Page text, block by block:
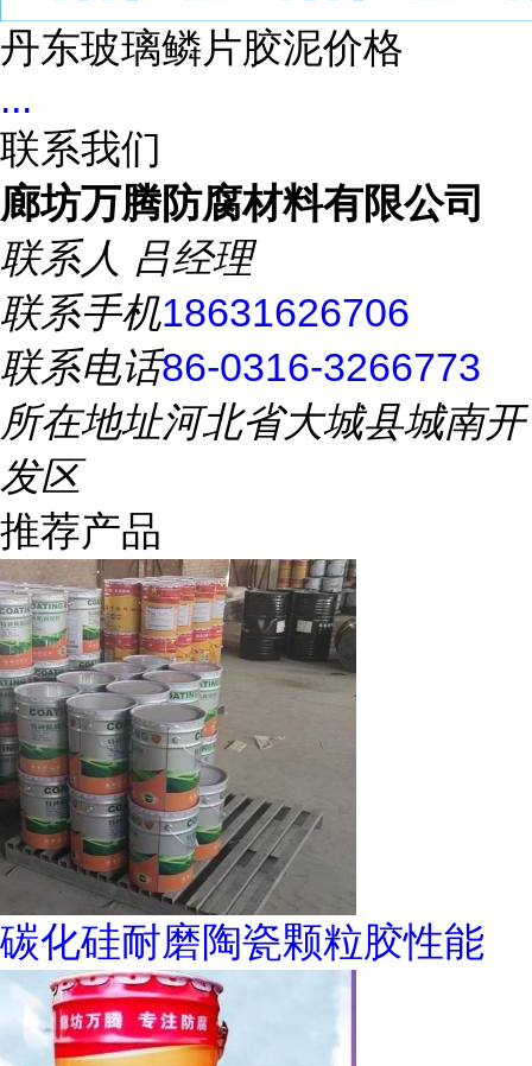
丹东玻璃鳞片胶泥价格
...
联系我们
廊坊万腾防腐材料有限公司
联系人 吕经理
联系手机18631626706
联系电话86-0316-3266773
所在地址河北省大城县城南开
发区
推荐产品
碳化硅耐磨陶瓷颗粒胶性能